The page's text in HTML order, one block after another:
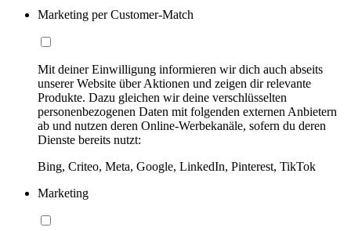
Marketing per Customer-Match
Mit deiner Einwilligung informieren wir dich auch abseits
unserer Website über Aktionen und zeigen dir relevante
Produkte. Dazu gleichen wir deine verschlüsselten
personenbezogenen Daten mit folgenden externen Anbietern
ab und nutzen deren Online-Werbekanäle, sofern du deren
Dienste bereits nutzt:
Bing, Criteo, Meta, Google, LinkedIn, Pinterest, TikTok
Marketing